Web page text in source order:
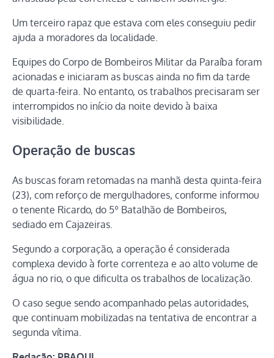
Um terceiro rapaz que estava com eles conseguiu pedir
ajuda a moradores da localidade.
Equipes do Corpo de Bombeiros Militar da Paraíba foram
acionadas e iniciaram as buscas ainda no fim da tarde
de quarta-feira. No entanto, os trabalhos precisaram ser
interrompidos no início da noite devido à baixa
visibilidade.
Operação de buscas
As buscas foram retomadas na manhã desta quinta-feira
(23), com reforço de mergulhadores, conforme informou
o tenente Ricardo, do 5º Batalhão de Bombeiros,
sediado em Cajazeiras
Segundo a corporação, a operação é considerada
complexa devido à forte correnteza e ao alto volume de
água no rio, o que dificulta os trabalhos de localização.
O caso segue sendo acompanhado pelas autoridades,
que continuam mobilizadas na tentativa de encontrar a
segunda vítima.